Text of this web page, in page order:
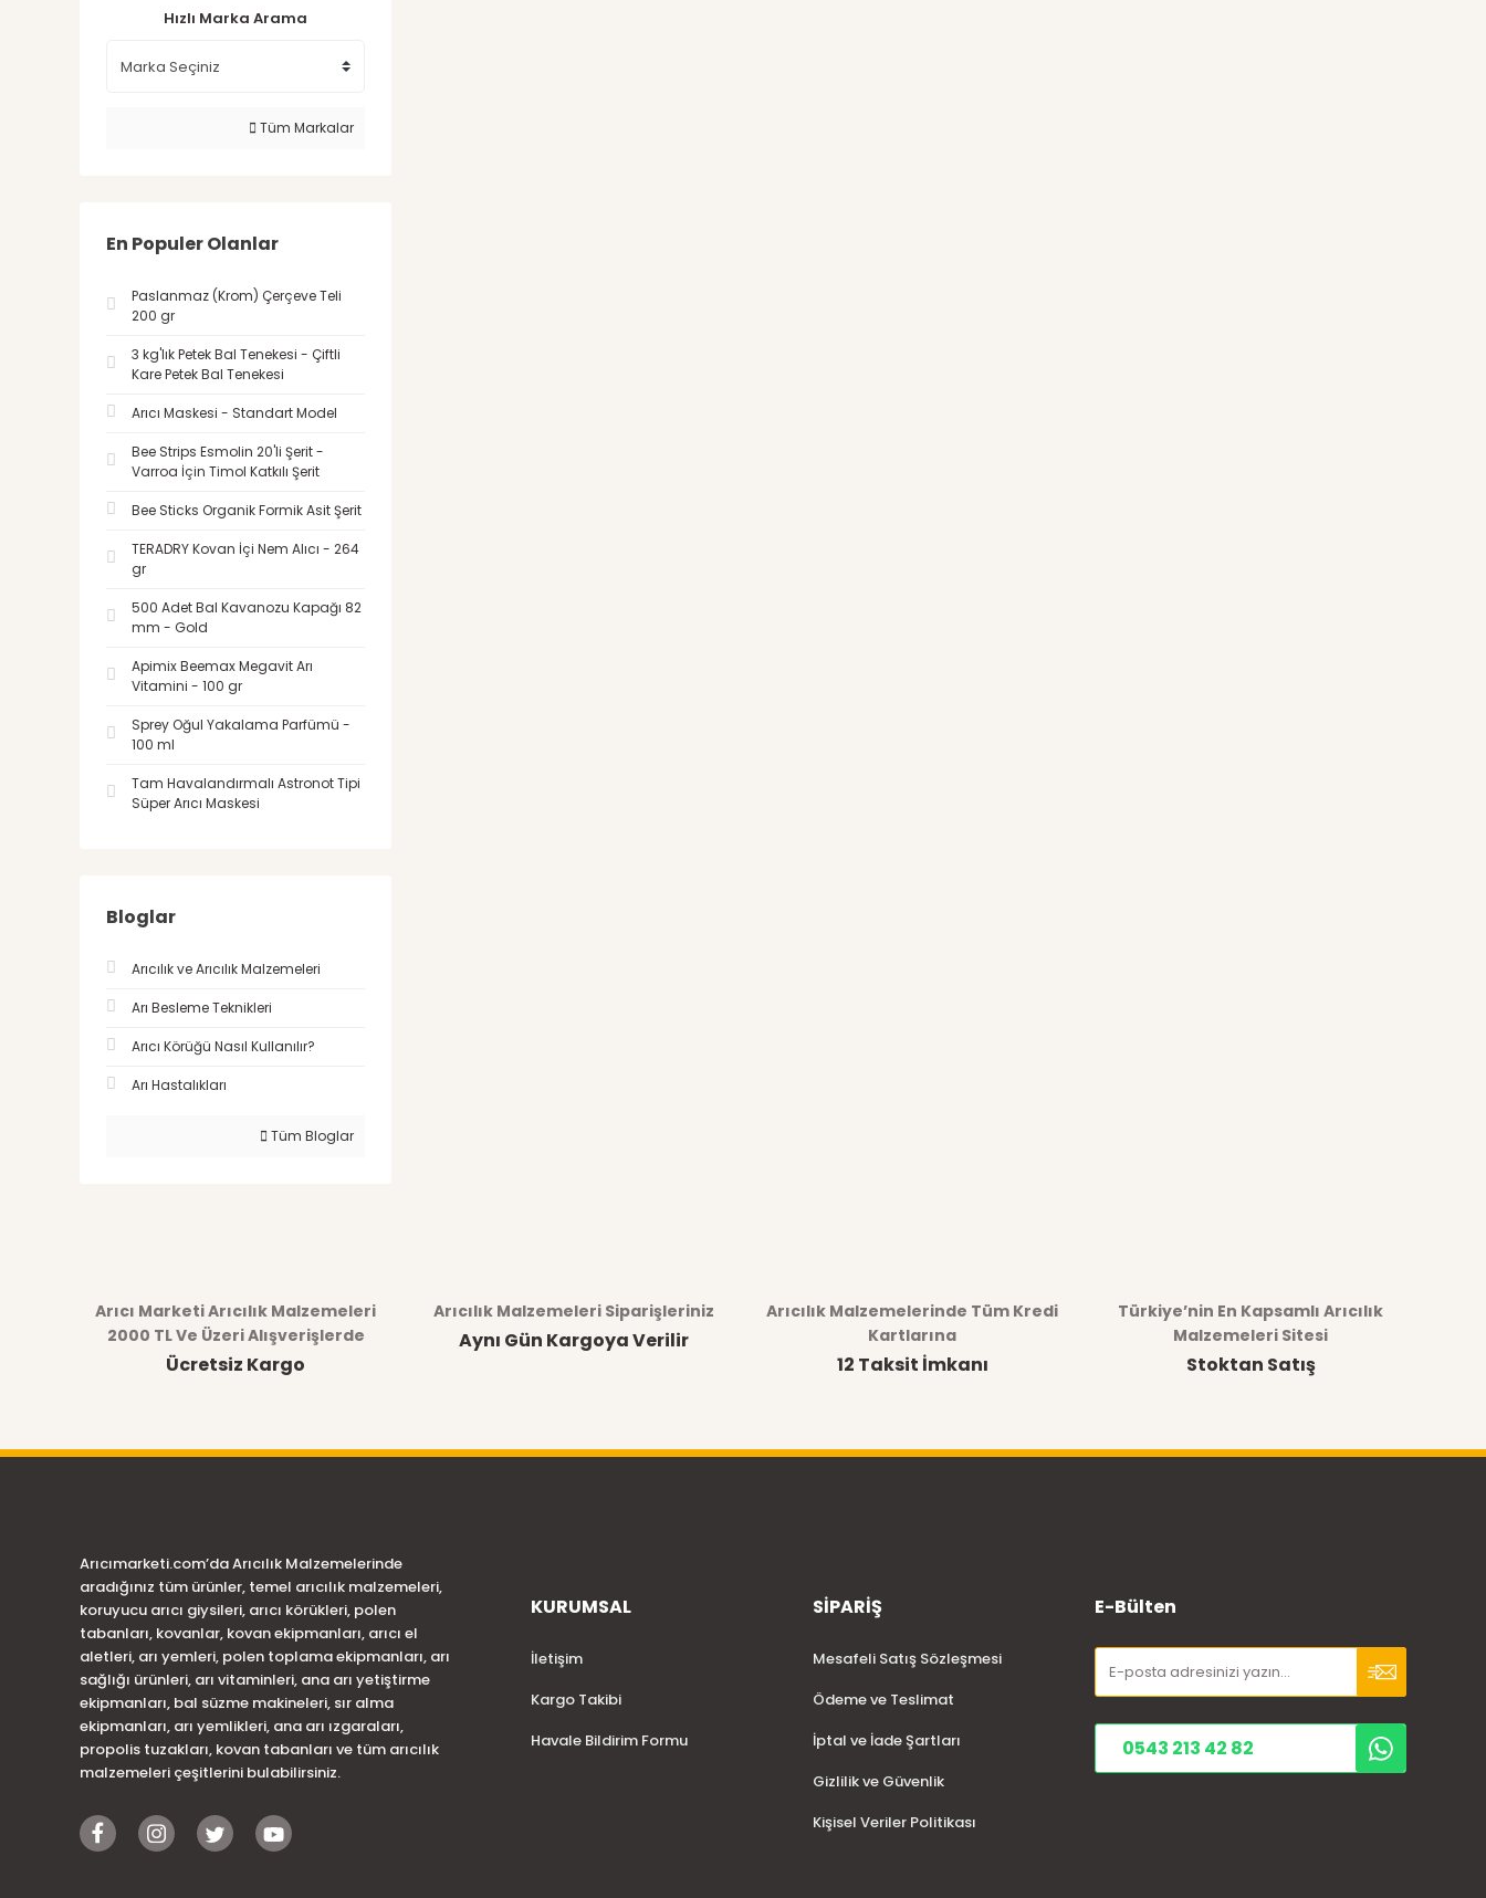
Hızlı Marka Arama
Tüm Markalar
En Populer Olanlar
Paslanmaz (Krom) Çerçeve Teli
200 gr
3 kg'lık Petek Bal Tenekesi - Çiftli
Kare Petek Bal Tenekesi
Arıcı Maskesi - Standart Model
Bee Strips Esmolin 20'li Şerit -
Varroa İçin Timol Katkılı Şerit
Bee Sticks Organik Formik Asit Şerit
TERADRY Kovan İçi Nem Alıcı - 264
gr
500 Adet Bal Kavanozu Kapağı 82
mm - Gold
Apimix Beemax Megavit Arı
Vitamini - 100 gr
Sprey Oğul Yakalama Parfümü -
100 ml
Tam Havalandırmalı Astronot Tipi
Süper Arıcı Maskesi
Bloglar
Arıcılık ve Arıcılık Malzemeleri
Arı Besleme Teknikleri
Arıcı Körüğü Nasıl Kullanılır?
Arı Hastalıkları
Tüm Bloglar
Arıcı Marketi Arıcılık Malzemeleri
2000 TL Ve Üzeri Alışverişlerde
Ücretsiz Kargo
Arıcılık Malzemeleri Siparişleriniz
Aynı Gün Kargoya Verilir
Arıcılık Malzemelerinde Tüm Kredi
Kartlarına
12 Taksit İmkanı
Türkiye’nin En Kapsamlı Arıcılık
Malzemeleri Sitesi
Stoktan Satış
Arıcımarketi.com’da Arıcılık Malzemelerinde
aradığınız tüm ürünler, temel arıcılık malzemeleri,
koruyucu arıcı giysileri, arıcı körükleri, polen
tabanları, kovanlar, kovan ekipmanları, arıcı el
aletleri, arı yemleri, polen toplama ekipmanları, arı
sağlığı ürünleri, arı vitaminleri, ana arı yetiştirme
ekipmanları, bal süzme makineleri, sır alma
ekipmanları, arı yemlikleri, ana arı ızgaraları,
propolis tuzakları, kovan tabanları ve tüm arıcılık
malzemeleri çeşitlerini bulabilirsiniz.
KURUMSAL
İletişim
Kargo Takibi
Havale Bildirim Formu
SİPARİŞ
Mesafeli Satış Sözleşmesi
Ödeme ve Teslimat
İptal ve İade Şartları
Gizlilik ve Güvenlik
Kişisel Veriler Politikası
E-Bülten
0543 213 42 82